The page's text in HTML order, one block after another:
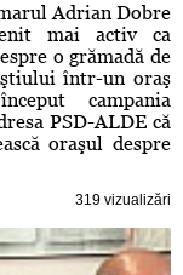
Adrian Dobre
mai activ ca
o grămadă de
într-un oraş
campania
PSD-ALDE că
oraşul despre
319 vizualizări